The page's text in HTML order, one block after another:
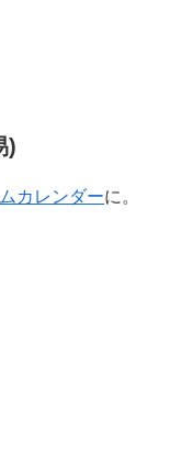
)
カレンダーに。